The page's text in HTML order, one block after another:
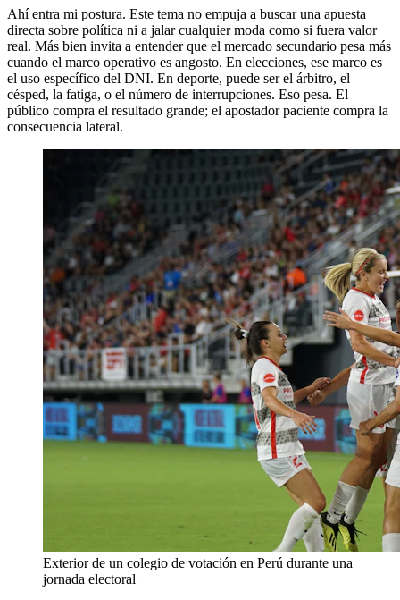
Ahí entra mi postura. Este tema no empuja a buscar una apuesta
directa sobre política ni a jalar cualquier moda como si fuera valor
real. Más bien invita a entender que el mercado secundario pesa más
cuando el marco operativo es angosto. En elecciones, ese marco es
el uso específico del DNI. En deporte, puede ser el árbitro, el
césped, la fatiga, o el número de interrupciones. Eso pesa. El
público compra el resultado grande; el apostador paciente compra la
consecuencia lateral.
Exterior de un colegio de votación en Perú durante una
jornada electoral